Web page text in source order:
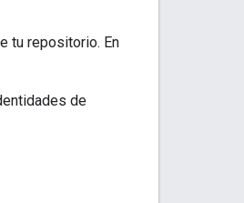
tu repositorio. En
de